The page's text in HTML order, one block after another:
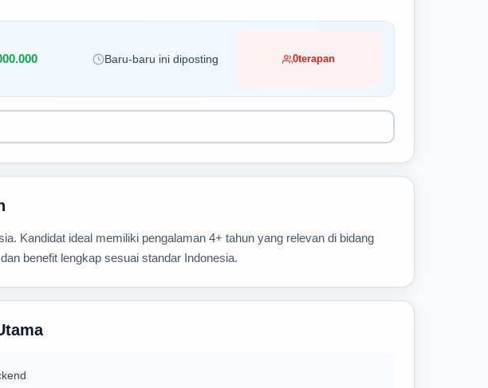
Baru-baru ini diposting 0terapan
Kandidat ideal memiliki pengalaman 4+ tahun yang relevan di bidang
benefit lengkap sesuai standar Indonesia.